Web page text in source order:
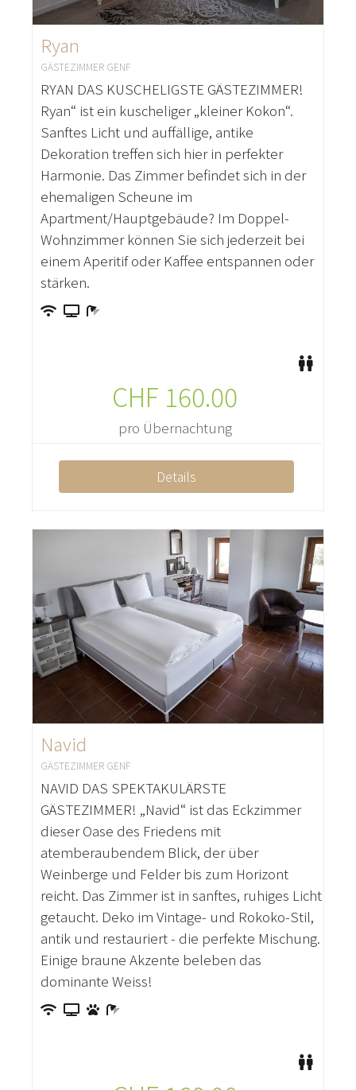
Ryan
GÄSTEZIMMER GENF
RYAN DAS KUSCHELIGSTE GÄSTEZIMMER!
Ryan“ ist ein kuscheliger „kleiner Kokon“.
Sanftes Licht und auffällige, antike
Dekoration treffen sich hier in perfekter
Harmonie. Das Zimmer befindet sich in der
ehemaligen Scheune im
Apartment/Hauptgebäude? Im Doppel-
Wohnzimmer können Sie sich jederzeit bei
einem Aperitif oder Kaffee entspannen oder
stärken.
CHF 160.00
pro Übernachtung
Details
Navid
GÄSTEZIMMER GENF
NAVID DAS SPEKTAKULÄRSTE
GÄSTEZIMMER! „Navid“ ist das Eckzimmer
dieser Oase des Friedens mit
atemberaubendem Blick, der über
Weinberge und Felder bis zum Horizont
reicht. Das Zimmer ist in sanftes, ruhiges Licht
getaucht. Deko im Vintage- und Rokoko-Stil,
antik und restauriert - die perfekte Mischung.
Einige braune Akzente beleben das
dominante Weiss!